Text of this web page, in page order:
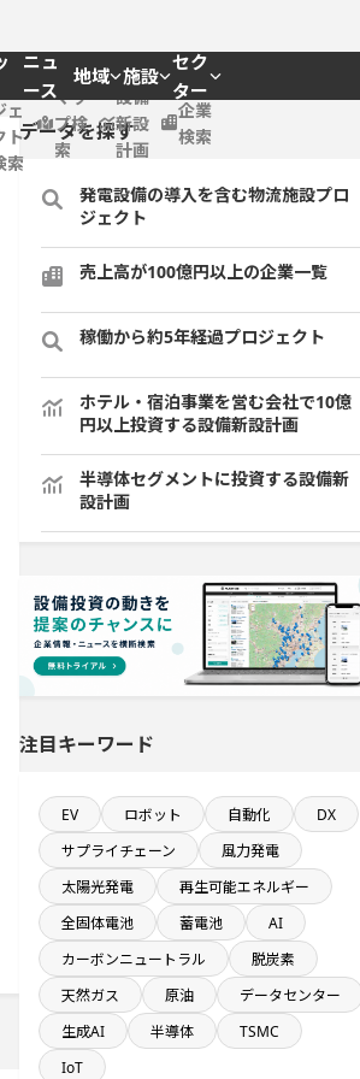
ニュ
ース
地域 施設
セク
ター
ェ
ト
索
マッ
プ検
索
設備
新設
計画
企業
検索
データを探す
発電設備の導入を含む物流施設プロ
ジェクト
売上高が100億円以上の企業一覧
稼働から約5年経過プロジェクト
ホテル・宿泊事業を営む会社で10億
円以上投資する設備新設計画
半導体セグメントに投資する設備新
設計画
平均臨時雇用人員数が100人以上の企
業一覧
新規雇用者数100名以上プロジェクト
完成から約5年経過プロジェクト
既に100億円以上の支払いが終了した
設備新設計画
金融・保険事業を営む会社で10億円
以上投資する設備新設計画
注目キーワード
EV ロボット 自動化
DX
サプライチェーン
風力発電
太陽光発電
再生可能エネルギー
全固体電池
蓄電池
AI
カーボンニュートラル
脱炭素
天然ガス
原油
データセンター
生成AI
半導体
TSMC
IoT